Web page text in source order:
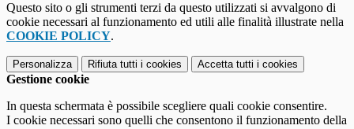
Questo sito o gli strumenti terzi da questo utilizzati si avvalgono di
cookie necessari al funzionamento ed utili alle finalità illustrate nella
COOKIE POLICY.
Personalizza Rifiuta tutti i cookies Accetta tutti i cookies
Gestione cookie
In questa schermata è possibile scegliere quali cookie consentire.
I cookie necessari sono quelli che consentono il funzionamento della